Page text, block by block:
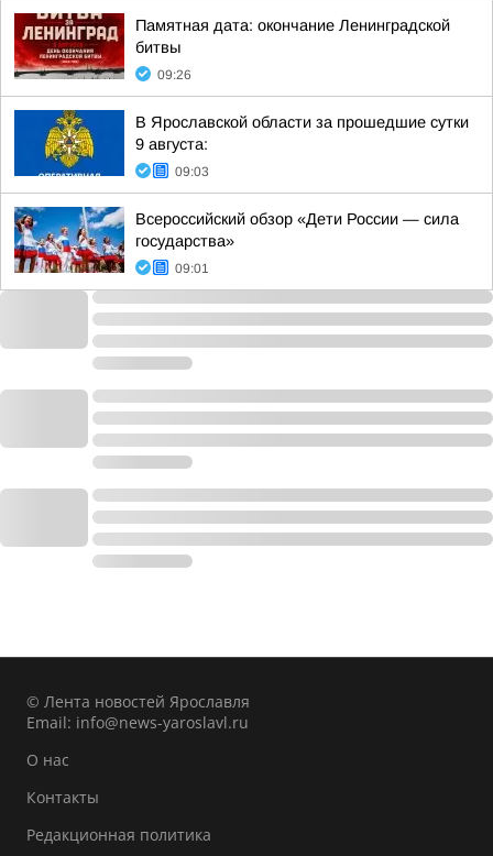
Памятная дата: окончание Ленинградской
битвы
09:26
В Ярославской области за прошедшие сутки
9 августа:
09:03
Всероссийский обзор «Дети России — сила
государства»
09:01
© Лента новостей Ярославля
Email: info@news-yaroslavl.ru
О нас
Контакты
Редакционная политика